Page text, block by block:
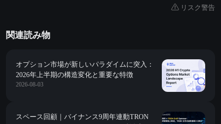
リスク警告
関連読み物
オプション市場が新しいパラダイムに突入：
2026年上半期の構造変化と重要な特徴
2026-08-03
スペース回顧｜バイナンス9周年連動TRON